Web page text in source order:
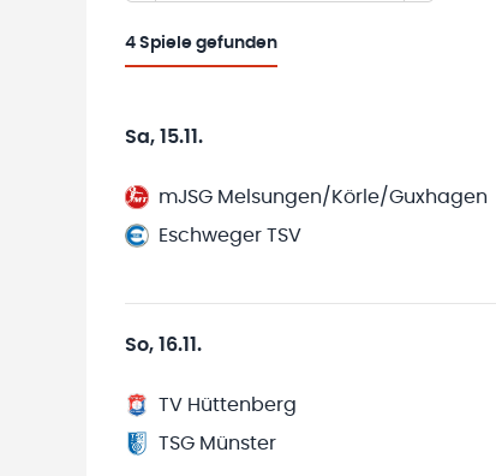
4 Spiele gefunden
Sa, 15.11.
mJSG Melsungen/Körle/Guxhagen
Eschweger TSV
So, 16.11.
TV Hüttenberg
TSG Münster